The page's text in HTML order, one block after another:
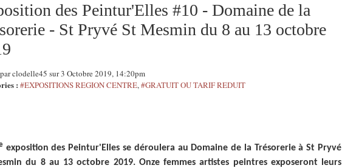
des Peintur'Elles #10 - Domaine de la
- St Pryvé St Mesmin du 8 au 13 octobre
clodelle45 sur 3 Octobre 2019, 14:20pm
: #EXPOSITIONS REGION CENTRE,#GRATUIT OU TARIF REDUIT
exposition des Peintur'Elles se déroulera au Domaine de la Trésorerie à St Pryvé
du 8 au 13 octobre 2019. Onze femmes artistes peintres exposeront leurs